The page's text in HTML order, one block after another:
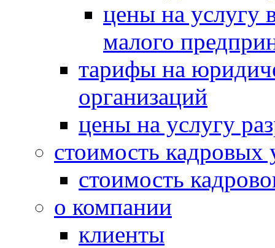
цены на услугу
малого
тарифы на
организаций
цены на услугу
стоимость кадровых
стоимость
о компании
клиенты